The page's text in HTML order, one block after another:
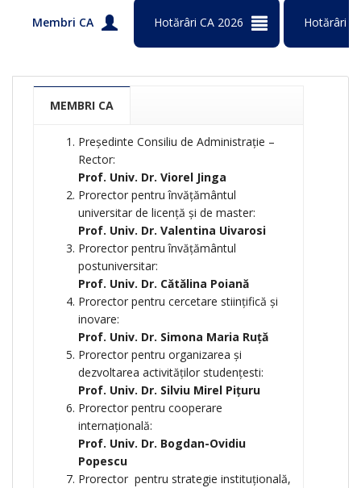
Membri CA Hotărâri CA 2026 Hotărâri
MEMBRI CA
Președinte Consiliu de Administrație –
Rector:
Prof. Univ. Dr. Viorel Jinga
Prorector pentru învăţământul
universitar de licenţă și de master:
Prof. Univ. Dr. Valentina Uivarosi
Prorector pentru învăţământul
postuniversitar:
Prof. Univ. Dr. Cătălina Poiană
Prorector pentru cercetare stiinţifică și
inovare:
Prof. Univ. Dr. Simona Maria Ruță
Prorector pentru organizarea și
dezvoltarea activităților studenţesti:
Prof. Univ. Dr. Silviu Mirel Pițuru
Prorector pentru cooperare
internaţională:
Prof. Univ. Dr. Bogdan-Ovidiu
Popescu
Prorector pentru strategie instituţională,